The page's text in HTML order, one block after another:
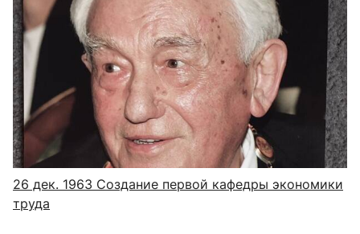
26 дек. 1963 Создание первой кафедры экономики
труда